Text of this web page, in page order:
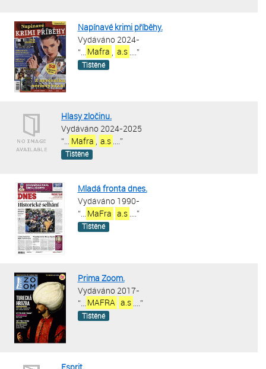
Napínavé krimi příběhy.
Vydáváno 2024-
“... Mafra , a.s ....”
Tištěné
Hlasy zločinu.
Vydáváno 2024-2025
“... Mafra , a.s ....”
Tištěné
Mladá fronta dnes.
Vydáváno 1990-
“... MaFra a.s ....”
Tištěné
Prima Zoom.
Vydáváno 2017-
“... MAFRA a.s ”
Tištěné
Esprit.